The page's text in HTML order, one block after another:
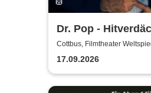
Dr. Pop -
Musik-Comedy-
Show! - (ständig
Cottbus, Filmtheater
17.09.2026